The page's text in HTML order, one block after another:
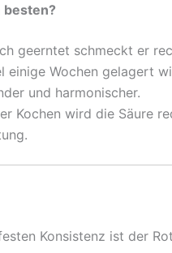
besten?
geerntet schmeckt er
einige Wochen gelagert
und harmonischer.
Kochen wird die Säure
Konsistenz ist der